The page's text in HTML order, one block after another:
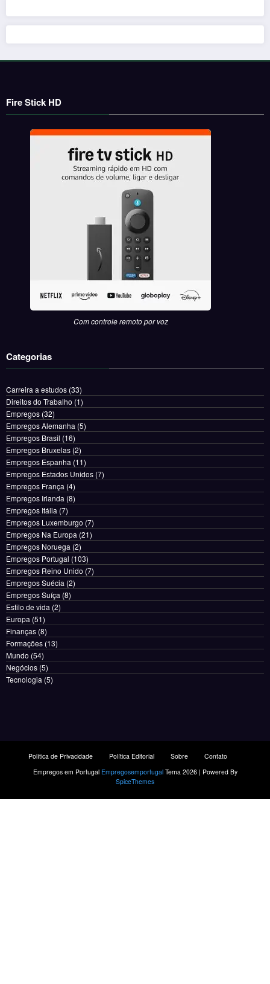
Fire Stick HD
Com controle remoto por voz
Categorias
Carreira a estudos (33)
Direitos do Trabalho (1)
Empregos (32)
Empregos Alemanha (5)
Empregos Brasil (16)
Empregos Bruxelas (2)
Empregos Espanha (11)
Empregos Estados Unidos (7)
Empregos França (4)
Empregos Irlanda (8)
Empregos Itália (7)
Empregos Luxemburgo (7)
Empregos Na Europa (21)
Empregos Noruega (2)
Empregos Portugal (103)
Empregos Reino Unido (7)
Empregos Suécia (2)
Empregos Suíça (8)
Estilo de vida (2)
Europa (51)
Finanças (8)
Formações (13)
Mundo (54)
Negócios (5)
Tecnologia (5)
Política de Privacidade Política Editorial Sobre
Contato
Empregos em Portugal EmpregosemportugalTema 2026 | Powered By
SpiceThemes